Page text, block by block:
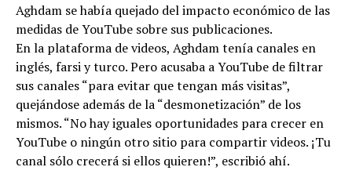
Aghdam se había quejado del impacto económico de las
medidas de YouTube sobre sus publicaciones.
En la plataforma de videos, Aghdam tenía canales en
inglés, farsi y turco. Pero acusaba a YouTube de filtrar
sus canales “para evitar que tengan más visitas”,
quejándose además de la “desmonetización” de los
mismos. “No hay iguales oportunidades para crecer en
YouTube o ningún otro sitio para compartir videos. ¡Tu
canal sólo crecerá si ellos quieren!”, escribió ahí.